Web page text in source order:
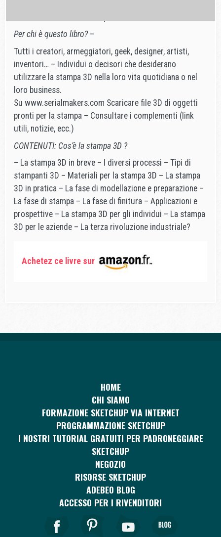
Per chi è questo libro?–
Tutti i creatori, armeggiatori, geek, designer, artisti,
inventori… – Individui o decisori che desiderano
utilizzare la stampa 3D nella loro vita quotidiana o nel
loro business.
Su www.serialmakers.com Scaricare file 3D di oggetti
pronti per la stampa – Consultare i complementi (link
utili, notizie, ecc.)
CONTENUTI: Cos’è la stampa 3D ?
– La stampa 3D in breve – I diversi processi – Tipi di
stampanti 3D – Materiali per la stampa 3D – La stampa
3D in pratica – La fase di modellazione e preparazione –
La fase di stampa – La fase di finitura – Applicazioni e
prospettive – La stampa 3D per gli individui – La stampa
3D per le aziende – La terza rivoluzione industriale?
Achetez ce livre sur
HOME
CHI SIAMO
FORMAZIONE SKETCHUP VIA INTERNET
PROGRAMMAZIONE SKETCHUP
I NOSTRI TUTORIAL GRATUITI PER PADRONEGGIARE
SKETCHUP
NEGOZIO
RISORSE SKETCHUP
ADEBEO BLOG
ACCESSO PER I RIVENDITORI